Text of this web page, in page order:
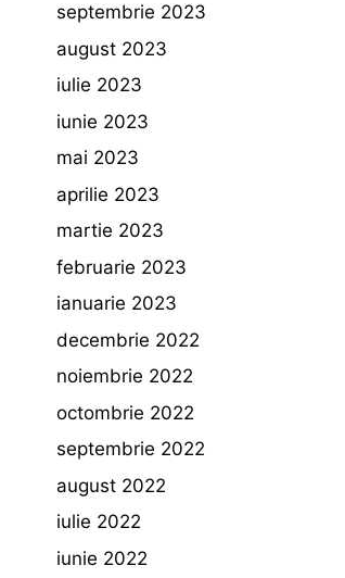
septembrie 2023
august 2023
iulie 2023
iunie 2023
mai 2023
aprilie 2023
martie 2023
februarie 2023
ianuarie 2023
decembrie 2022
noiembrie 2022
octombrie 2022
septembrie 2022
august 2022
iulie 2022
iunie 2022